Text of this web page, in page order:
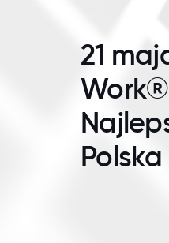
21
Work®